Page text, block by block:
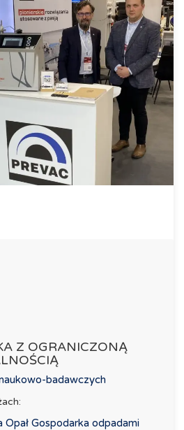
Z OGRANICZONĄ
badawczych
Opał Gospodarka odpadami